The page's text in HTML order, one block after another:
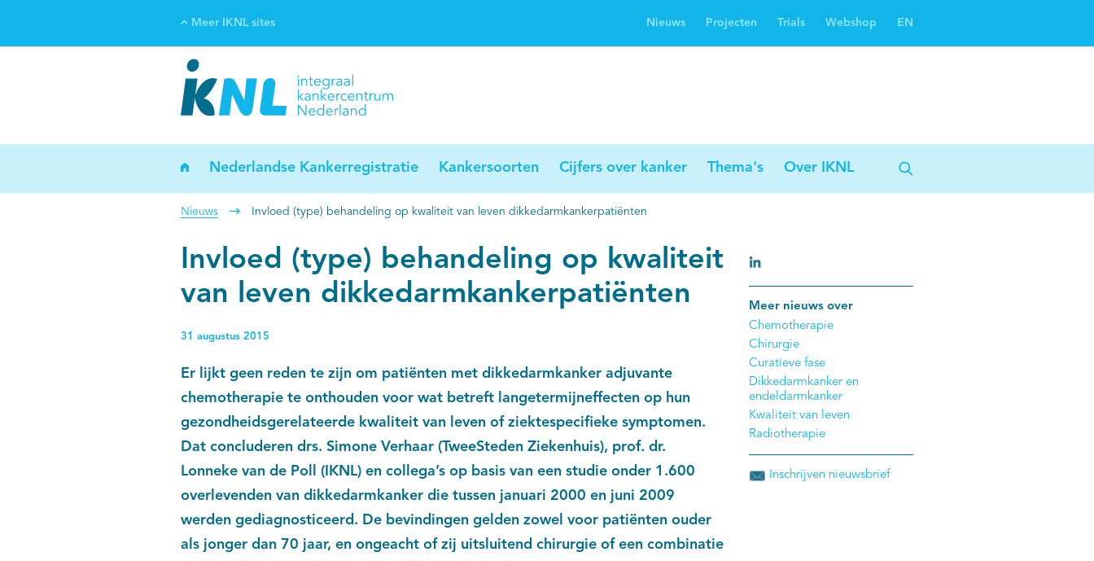
kanker
Meer IKNL sites Nieuws Projecten Trials Webshop EN
Nederlandse Kankerregistratie Kankersoorten Cijfers over kanker Thema's Over IKNL
Nieuws Invloed (type) behandeling op kwaliteit van leven dikkedarmkankerpatiënten
Invloed (type) behandeling op kwaliteit
van leven dikkedarmkankerpatiënten
31 augustus 2015
Er lijkt geen reden te zijn om patiënten met dikkedarmkanker adjuvante
chemotherapie te onthouden voor wat betreft langetermijneffecten op hun
gezondheidsgerelateerde kwaliteit van leven of ziektespecifieke symptomen.
Dat concluderen drs. Simone Verhaar (TweeSteden Ziekenhuis), prof. dr.
Lonneke van de Poll (IKNL) en collega’s op basis van een studie onder 1.600
overlevenden van dikkedarmkanker die tussen januari 2000 en juni 2009
werden gediagnosticeerd. De bevindingen gelden zowel voor patiënten ouder
als jonger dan 70 jaar, en ongeacht of zij uitsluitend chirurgie of een combinatie
Meer nieuws over
Chemotherapie
Chirurgie
Curatieve fase
Dikkedarmkanker en
endeldarmkanker
Kwaliteit van leven
Radiotherapie
Inschrijven nieuwsbrief